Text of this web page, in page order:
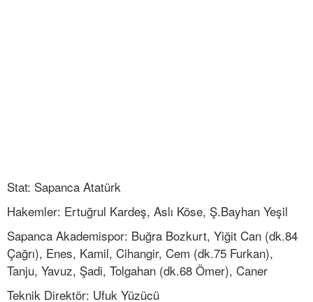
Stat: Sapanca Atatürk
Hakemler: Ertuğrul Kardeş, Aslı Köse, Ş.Bayhan Yeşil
Sapanca Akademispor: Buğra Bozkurt, Yiğit Can (dk.84
Çağrı), Enes, Kamil, Cihangir, Cem (dk.75 Furkan),
Tanju, Yavuz, Şadi, Tolgahan (dk.68 Ömer), Caner
Teknik Direktör: Ufuk Yüzücü